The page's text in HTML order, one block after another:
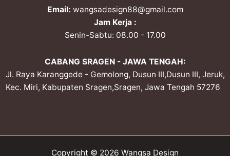
Email: wangsadesign88@gmail.com
Jam Kerja :
Senin-Sabtu: 08.00 - 17.00
CABANG SRAGEN - JAWA TENGAH:
Jl. Raya Karanggede - Gemolong, Dusun III,Dusun III, Jeruk,
Kec. Miri, Kabupaten Sragen,Sragen, Jawa Tengah 57276
Copyright © 2026 Wangsa Design